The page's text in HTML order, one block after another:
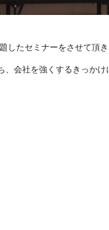
たセミナーをさせて頂き
会社を強くするきっかけ